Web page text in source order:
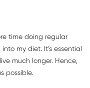
time doing regular
my diet. It’s essential
much longer. Hence,
possible.